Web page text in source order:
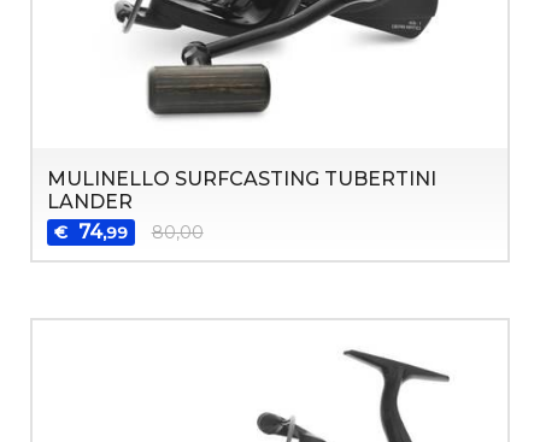
MULINELLO SURFCASTING TUBERTINI
LANDER
€ 74,99 80,00